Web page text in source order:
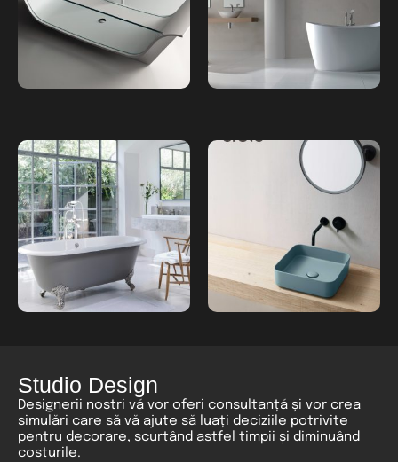
Studio Design
Designerii nostri vă vor oferi consultanță și vor crea
simulări care să vă ajute să luați deciziile potrivite
pentru decorare, scurtând astfel timpii și diminuând
costurile.